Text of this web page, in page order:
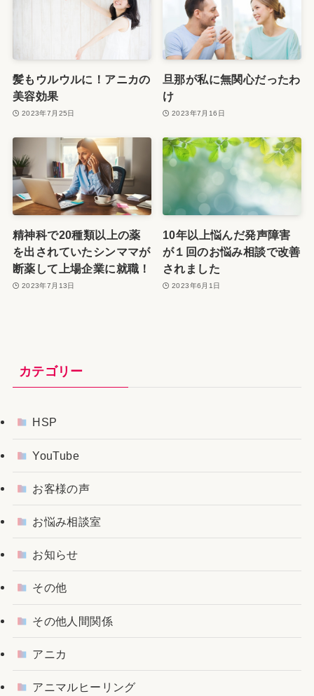
髪もウルウルに！アニカの
美容効果
2023年7月25日
旦那が私に無関心だったわ
け
2023年7月16日
精神科で20種類以上の薬
を出されていたシンママが
断薬して上場企業に就職！
2023年7月13日
10年以上悩んだ発声障害
が１回のお悩み相談で改善
されました
2023年6月1日
カテゴリー
HSP
YouTube
お客様の声
お悩み相談室
お知らせ
その他
その他人間関係
アニカ
アニマルヒーリング